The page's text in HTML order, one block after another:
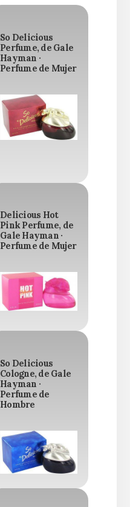
So Delicious
Perfume, de Gale
Hayman ·
Perfume de Mujer
Delicious Hot
Pink Perfume, de
Gale Hayman ·
Perfume de Mujer
So Delicious
Cologne, de Gale
Hayman ·
Perfume de
Hombre